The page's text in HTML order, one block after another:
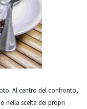
Al centro del confronto,
nella scelta dei propri